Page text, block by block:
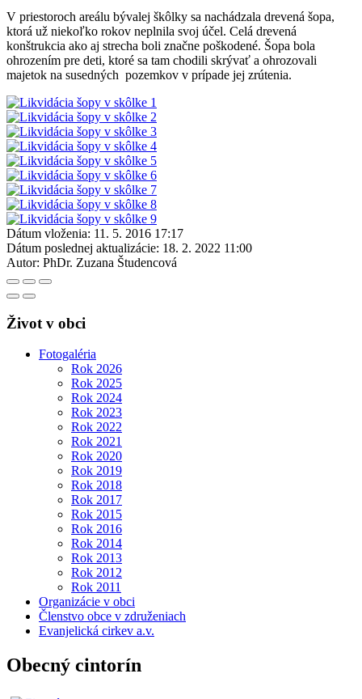
V priestoroch areálu bývalej škôlky sa nachádzala drevená šopa,
ktorá už niekoľko rokov neplnila svoj účel. Celá drevená
konštrukcia ako aj strecha boli značne poškodené. Šopa bola
ohrozením pre deti, ktoré sa tam chodili skrývať a ohrozovali
majetok na susedných pozemkov v prípade jej zrútenia.
Dátum vloženia: 11. 5. 2016 17:17
Dátum poslednej aktualizácie: 18. 2. 2022 11:00
Autor: PhDr. Zuzana Študencová
Život v obci
Fotogaléria
Rok 2026
Rok 2025
Rok 2024
Rok 2023
Rok 2022
Rok 2021
Rok 2020
Rok 2019
Rok 2018
Rok 2017
Rok 2015
Rok 2016
Rok 2014
Rok 2013
Rok 2012
Rok 2011
Organizácie v obci
Členstvo obce v združeniach
Evanjelická cirkev a.v.
Obecný cintorín